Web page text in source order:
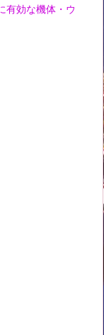
有効な機体・ウ